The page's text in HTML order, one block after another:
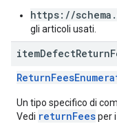
https://
gli articoli usati.
itemDefectReturn
Un tipo specifico di
Vedi returnFeesper